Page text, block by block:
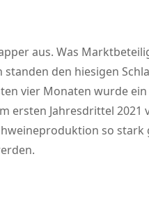
aus. Was
den hiesigen
vier Monaten wurde ein
ersten Jahresdrittel 2021
so stark